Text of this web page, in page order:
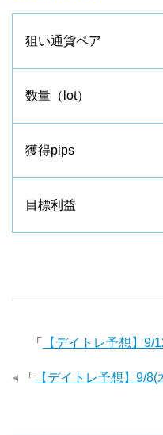
狙い通貨ペア
数量（lot）
獲得pips
目標利益
「 【デイトレ予想】9/
「 【デイトレ予想】9/